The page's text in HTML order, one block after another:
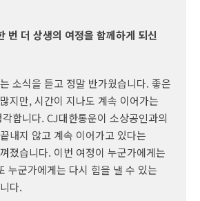
번 더 상생의 여정을 함께하게 되신
소식을 듣고 정말 반가웠습니다. 좋은
지만, 시간이 지나도 계속 이어가는
합니다. CJ대한통운이 소상공인과의
내지 않고 계속 이어가고 있다는
졌습니다. 이번 여정이 누군가에게는
누군가에게는 다시 힘을 낼 수 있는
다.